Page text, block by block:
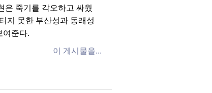
은 죽기를 각오하고 싸웠
지 못한 부산성과 동래성
여준다.
이 게시물을...